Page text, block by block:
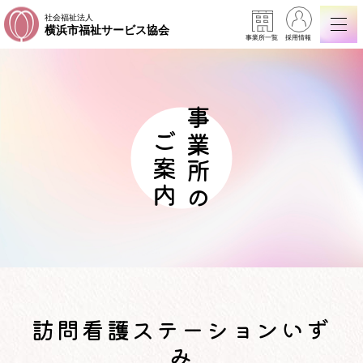
社会福祉法人
横浜市福祉サービス協会
事業所一覧 採用情報
事業所の
ご案内
訪問看護ステーションいず
み